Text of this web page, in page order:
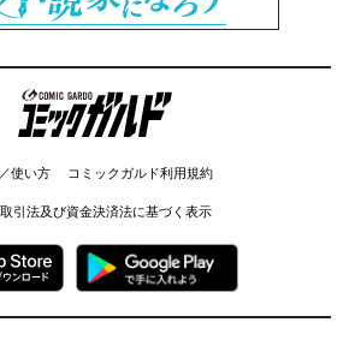
コミックガルド
使い方 コミックガルド利用規約
引法及び資金決済法に基づく表示